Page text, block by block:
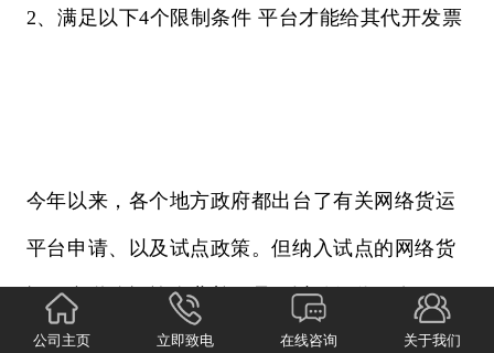
2、满足以下4个限制条件 平台才能给其代开发票
今年以来，各个地方政府都出台了有关网络货运
平台申请、以及试点政策。但纳入试点的网络货
运平台道路运输企业并不是可以随便代开发票，
需要为满足以下几个条件的小规模纳税人代开发
公司主页 立即致电 在线咨询 关于我们